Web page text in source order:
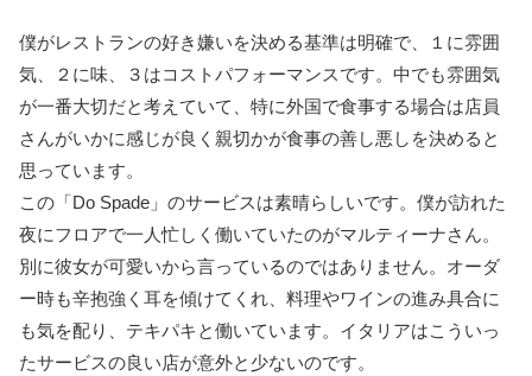
僕がレストランの好き嫌いを決める基準は明確で、１に雰囲
気、２に味、３はコストパフォーマンスです。中でも雰囲気
が一番大切だと考えていて、特に外国で食事する場合は店員
さんがいかに感じが良く親切かが食事の善し悪しを決めると
思っています。
この「Do Spade」のサービスは素晴らしいです。僕が訪れた
夜にフロアで一人忙しく働いていたのがマルティーナさん。
別に彼女が可愛いから言っているのではありません。オーダ
ー時も辛抱強く耳を傾けてくれ、料理やワインの進み具合に
も気を配り、テキパキと働いています。イタリアはこういっ
たサービスの良い店が意外と少ないのです。